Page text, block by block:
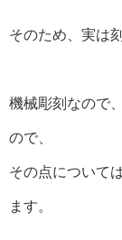
そのため、実は
機械彫刻なので
ので、
その点について
ます。